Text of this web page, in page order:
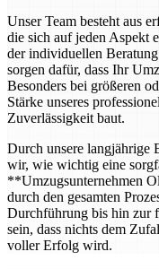
Unser Team besteht aus
die sich auf jeden Aspekt
der individuellen
sorgen dafür, dass Ihr
Besonders bei größeren
Stärke unseres
Zuverlässigkeit baut.
Durch unsere langjährige
wir, wie wichtig eine
**Umzugsunternehmen
durch den gesamten
Durchführung bis hin zur
sein, dass nichts dem
voller Erfolg wird.